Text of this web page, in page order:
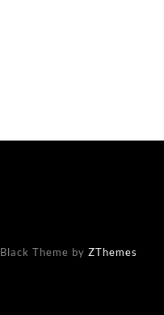
Black Theme by ZThemes